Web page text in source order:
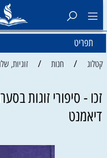
תפריט
קטלוג / חנות / זוגיות,
זכו - סיפורי זוגות
דיאמנט